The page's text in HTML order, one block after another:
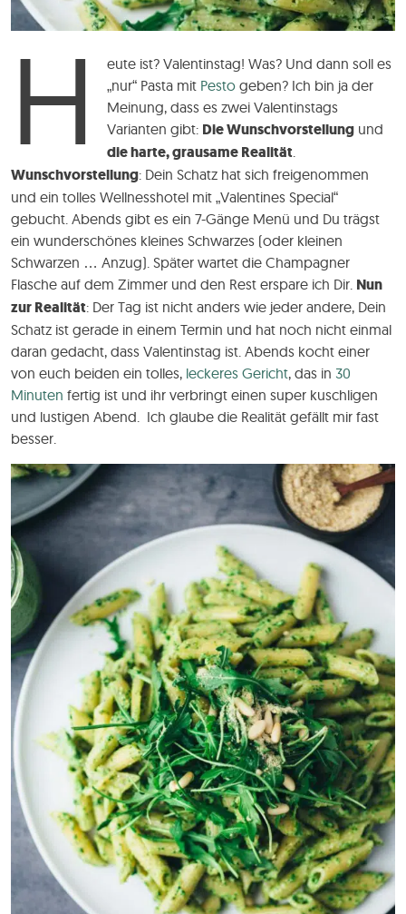
H
eute ist? Valentinstag! Was? Und dann soll es
„nur“ Pasta mit Pesto geben? Ich bin ja der
Meinung, dass es zwei Valentinstags
Varianten gibt: Die Wunschvorstellung und
die harte, grausame Realität
Wunschvorstellung: Dein Schatz hat sich freigenommen
und ein tolles Wellnesshotel mit „Valentines Special“
gebucht. Abends gibt es ein 7-Gänge Menü und Du trägst
ein wunderschönes kleines Schwarzes (oder kleinen
Schwarzen … Anzug). Später wartet die Champagner
Flasche auf dem Zimmer und den Rest erspare ich Dir. Nun
zur Realität: Der Tag ist nicht anders wie jeder andere, Dein
Schatz ist gerade in einem Termin und hat noch nicht einmal
daran gedacht, dass Valentinstag ist. Abends kocht einer
von euch beiden ein tolles, leckeres Gericht, das in 30
Minuten fertig ist und ihr verbringt einen super kuschligen
und lustigen Abend. Ich glaube die Realität gefällt mir fast
besser.